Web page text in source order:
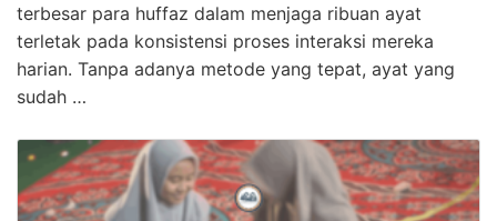
terbesar para huffaz dalam menjaga ribuan ayat
terletak pada konsistensi proses interaksi mereka
harian. Tanpa adanya metode yang tepat, ayat yang
sudah …